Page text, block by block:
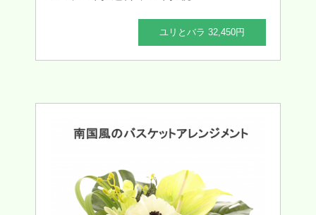
ユリとバラ 32,450円